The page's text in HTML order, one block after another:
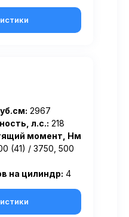
2967
л.с.: 218
момент, Нм
(41) / 3750, 500
на цилиндр: 4